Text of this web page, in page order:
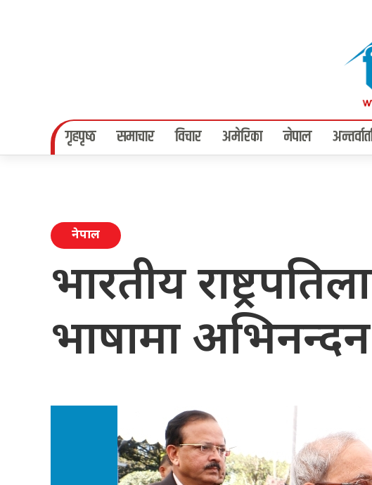
गृहपृष्‍ठ समाचार विचार अमेरिका नेपाल
नेपाल
भारतीय
भाषामा अभिनन्दन